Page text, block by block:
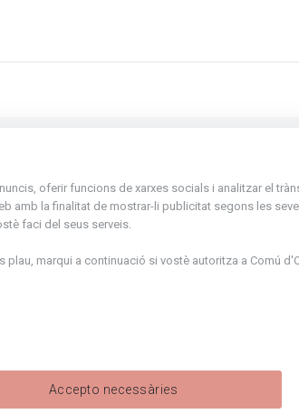
atenciociutadana@ordino.ad
De Dl. a Dv. : de 8 a 16h (els divendres a
oferir funcions de xarxes socials i analitzar el
la finalitat de mostrar-li publicitat segons les
faci del seus serveis.
marqui a continuació si vostè autoritza a Comú
Accepto necessàries